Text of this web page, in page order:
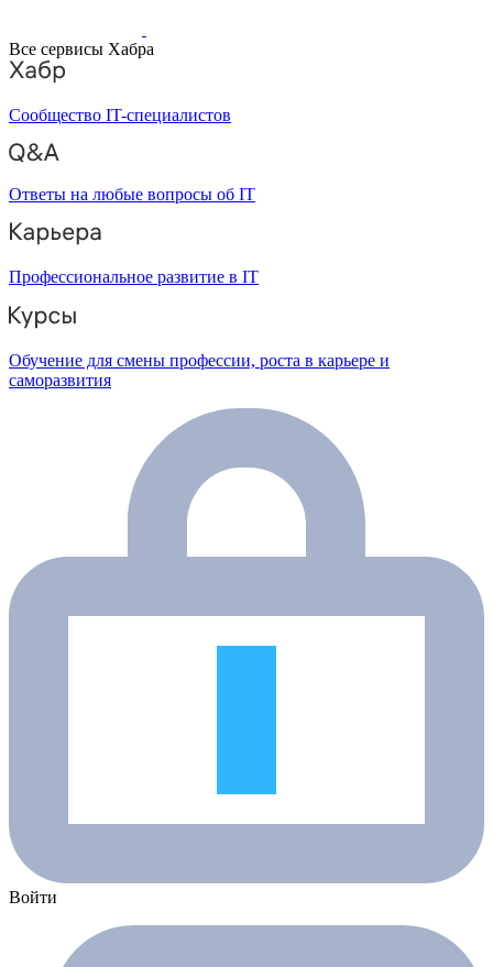
Все сервисы Хабра
Сообщество IT-специалистов
Ответы на любые вопросы об IT
Профессиональное развитие в IT
Обучение для смены профессии, роста в карьере и
саморазвития
Войти